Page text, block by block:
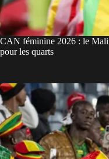
CAN féminine 2026 : le Mali
pour les quarts